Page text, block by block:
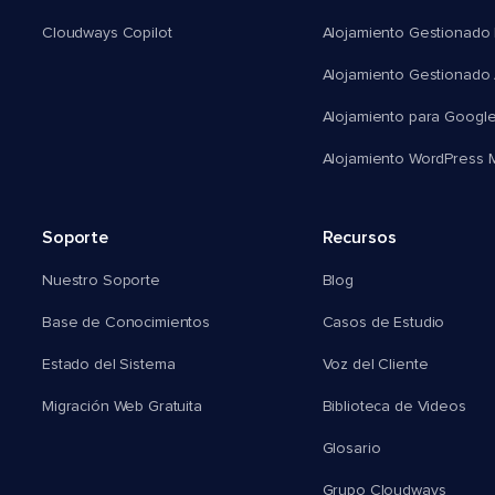
Cloudways Copilot Alojamiento Gestionado
Alojamiento Gestionado
Alojamiento para
Alojamiento WordPress
Soporte
Nuestro Soporte
Base de Conocimientos
Estado del Sistema
Migración Web Gratuita
Recursos
Blog
Casos de Estudio
Voz del Cliente
Biblioteca de Videos
Glosario
Grupo Cloudways